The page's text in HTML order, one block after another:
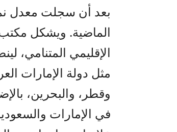
الماضية. ويشكل
الإقليمي المتنامي،
مثل دولة الإمارات
وقطر، والبحرين،
في الإمارات